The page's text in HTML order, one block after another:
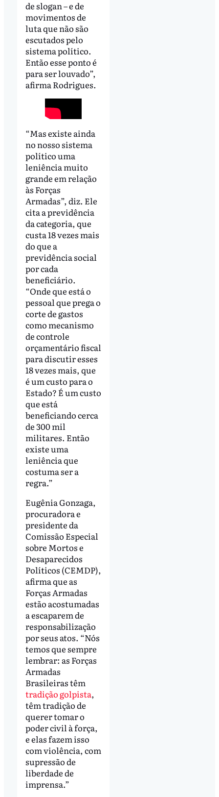
de slogan – e de
movimentos de
luta que não são
escutados pelo
sistema político.
Então esse ponto é
para ser louvado”,
afirma Rodrigues.
“Mas existe ainda
no nosso sistema
político uma
leniência muito
grande em relação
às Forças
Armadas”, diz. Ele
cita a previdência
da categoria, que
custa 18 vezes mais
do que a
previdência social
por cada
beneficiário.
“Onde que está o
pessoal que prega o
corte de gastos
como mecanismo
de controle
orçamentário fiscal
para discutir esses
18 vezes mais, que
é um custo para o
Estado? É um custo
que está
beneficiando cerca
de 300 mil
militares. Então
existe uma
leniência que
costuma ser a
regra.”
Eugênia Gonzaga,
procuradora e
presidente da
Comissão Especial
sobre Mortos e
Desaparecidos
Políticos (CEMDP),
afirma que as
Forças Armadas
estão acostumadas
a escaparem de
responsabilização
por seus atos. “Nós
temos que sempre
lembrar: as Forças
Armadas
Brasileiras têm
tradição golpista,
têm tradição de
querer tomar o
poder civil à força,
e elas fazem isso
com violência, com
supressão de
liberdade de
imprensa.”